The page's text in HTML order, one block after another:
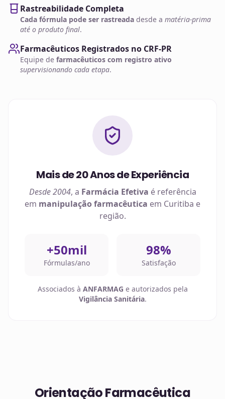
Rastreabilidade Completa
Cada fórmula pode ser rastreada desde a matéria-prima
até o produto final.
Farmacêuticos Registrados no CRF-PR
Equipe de farmacêuticos com registro ativo
supervisionando cada etapa.
Mais de 20 Anos de Experiência
Desde 2004, a Farmácia Efetiva é referência
em manipulação farmacêutica em Curitiba e
região.
+50mil
Fórmulas/ano
98%
Satisfação
Associados à ANFARMAG e autorizados pela
Vigilância Sanitária.
Orientação Farmacêutica